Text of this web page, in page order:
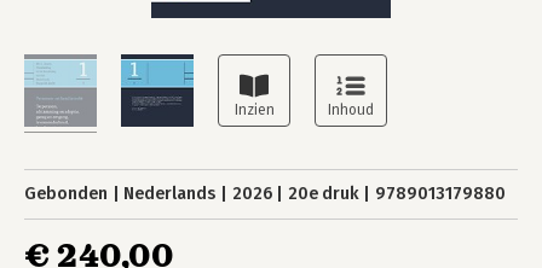
Gebonden Nederlands 2026 20e druk 9789013179880
€ 240,00